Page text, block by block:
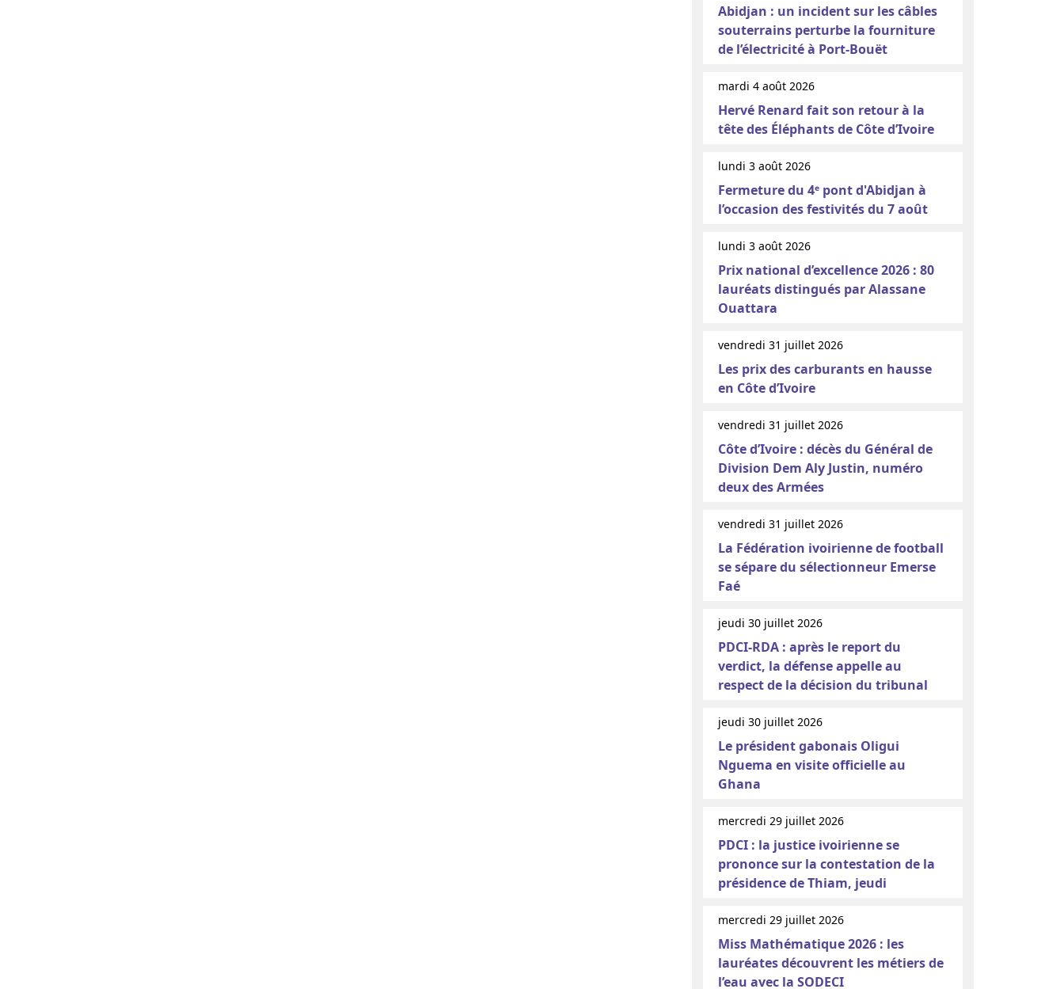
Abidjan : un incident sur les câbles
souterrains perturbe la fourniture
de l’électricité à Port-Bouët
mardi 4 août 2026
Hervé Renard fait son retour à la
tête des Éléphants de Côte d’Ivoire
lundi 3 août 2026
Fermeture du 4ᵉ pont d'Abidjan à
l’occasion des festivités du 7 août
lundi 3 août 2026
Prix national d’excellence 2026 : 80
lauréats distingués par Alassane
Ouattara
vendredi 31 juillet 2026
Les prix des carburants en hausse
en Côte d’Ivoire
vendredi 31 juillet 2026
Côte d’Ivoire : décès du Général de
Division Dem Aly Justin, numéro
deux des Armées
vendredi 31 juillet 2026
La Fédération ivoirienne de football
se sépare du sélectionneur Emerse
Faé
jeudi 30 juillet 2026
PDCI-RDA : après le report du
verdict, la défense appelle au
respect de la décision du tribunal
jeudi 30 juillet 2026
Le président gabonais Oligui
Nguema en visite officielle au
Ghana
mercredi 29 juillet 2026
PDCI : la justice ivoirienne se
prononce sur la contestation de la
présidence de Thiam, jeudi
mercredi 29 juillet 2026
Miss Mathématique 2026 : les
lauréates découvrent les métiers de
l’eau avec la SODECI